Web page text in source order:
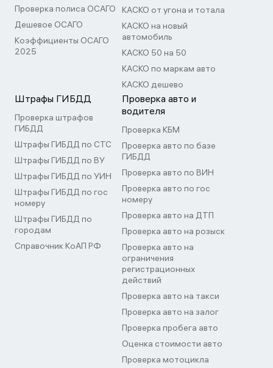
Проверка полиса ОСАГО
Дешевое ОСАГО
Коэффициенты ОСАГО
2025
КАСКО от угона и тотала
КАСКО на новый
автомобиль
КАСКО 50 на 50
КАСКО по маркам авто
КАСКО дешево
Штрафы ГИБДД
Проверка штрафов
ГИБДД
Штрафы ГИБДД по СТС
Штрафы ГИБДД по ВУ
Штрафы ГИБДД по УИН
Штрафы ГИБДД по гос
номеру
Штрафы ГИБДД по
городам
Справочник КоАП РФ
Проверка авто и
водителя
Проверка КБМ
Проверка авто по базе
ГИБДД
Проверка авто по ВИН
Проверка авто по гос
номеру
Проверка авто на ДТП
Проверка авто на розыск
Проверка авто на
ограничения
регистрационных
действий
Проверка авто на такси
Проверка авто на залог
Проверка пробега авто
Оценка стоимости авто
Проверка мотоцикла